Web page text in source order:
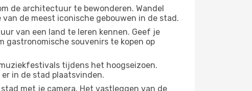
de architectuur te bewonderen. Wandel
de meest iconische gebouwen in de stad.
van een land te leren kennen. Geef je
gastronomische souvenirs te kopen op
tijdens het hoogseizoen.
in de stad plaatsvinden.
met je camera. Het vastleggen van de